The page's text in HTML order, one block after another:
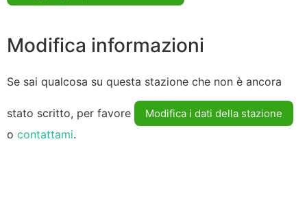
Modifica informazioni
Se sai qualcosa su questa stazione che non è ancora
stato scritto, per favore Modifica i dati della stazione
o contattami.